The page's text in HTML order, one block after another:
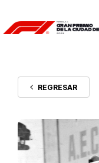
REGRESAR